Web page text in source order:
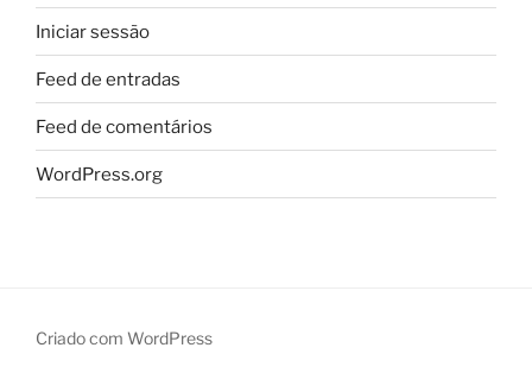
Iniciar sessão
Feed de entradas
Feed de comentários
WordPress.org
Criado com WordPress